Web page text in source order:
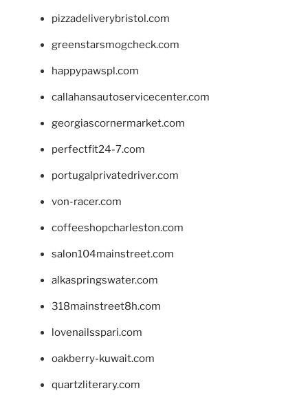
pizzadeliverybristol.com
greenstarsmogcheck.com
happypawspl.com
callahansautoservicecenter.com
georgiascornermarket.com
perfectfit24-7.com
portugalprivatedriver.com
von-racer.com
coffeeshopcharleston.com
salon104mainstreet.com
alkaspringswater.com
318mainstreet8h.com
lovenailsspari.com
oakberry-kuwait.com
quartzliterary.com